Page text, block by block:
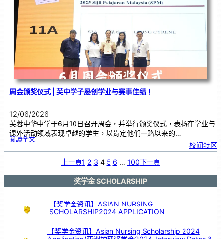
巧
工
力
学
生
提
周会颁奖仪式 | 芙中学子屡创学业与赛事佳绩！
12/06/2026
芙蓉中华中学于6月10日召开周会，并举行颁奖仪式，表扬在学业与
课外活动领域表现卓越的学生，以肯定他们一路以来的…
閱讀全文:周
奖
子
学
校闻特区
上一頁1 2 3 4 5 6 … 100下一頁
奖学金 SCHOLARSHIP
【奖学金资讯】ASIAN NURSING
SCHOLARSHIP2024 APPLICATION
【奖学金资讯】Asian Nursing Scholarship 2024